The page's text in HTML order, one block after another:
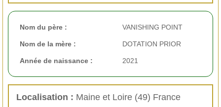
Nom du père : VANISHING POINT
Nom de la mère : DOTATION PRIOR
Année de naissance : 2021
Localisation : Maine et Loire (49) France